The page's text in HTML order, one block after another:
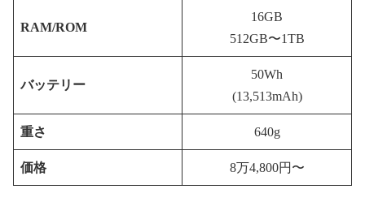
RAM/ROM
16GB
512GB〜1TB
バッテリー
50Wh
(13,513mAh)
重さ 640g
価格 8万4,800円〜